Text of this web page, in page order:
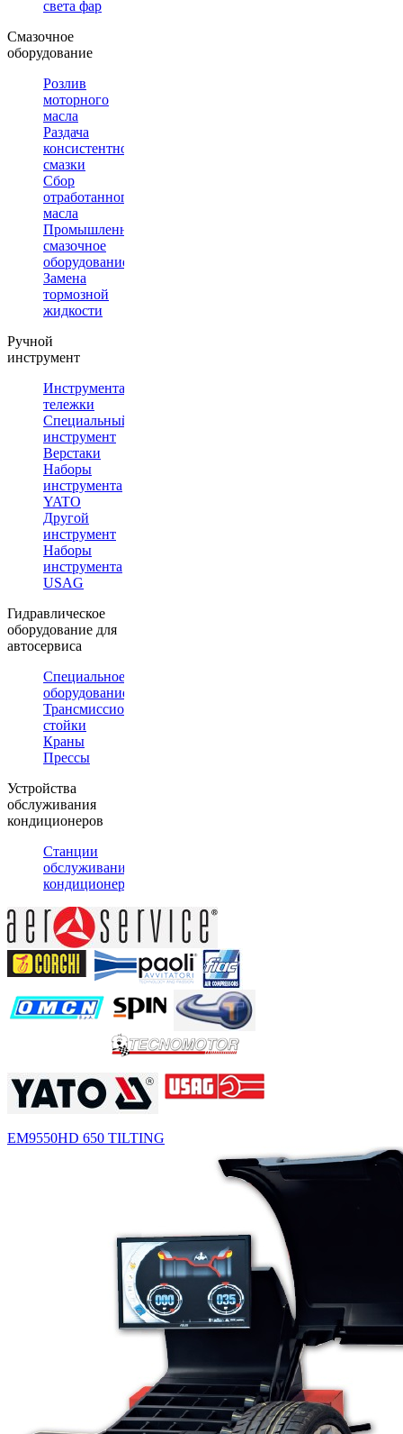
света фар
Смазочное
оборудование
Розлив
моторного
масла
Раздача
консистентной
смазки
Сбор
отработанного
масла
Промышленное
смазочное
оборудование
Замена
тормозной
жидкости
Ручной
инструмент
Инструментальные
тележки
Специальный
инструмент
Верстаки
Наборы
инструмента
YATO
Другой
инструмент
Наборы
инструмента
USAG
Гидравлическое
оборудование для
автосервиса
Специальное
оборудование
Трансмиссионные
стойки
Краны
Прессы
Устройства
обслуживания
кондиционеров
Станции
обслуживания
кондиционеров
EM9550HD 650 TILTING